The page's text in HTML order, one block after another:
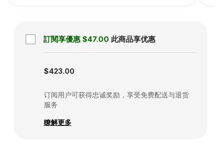
訂閱享優惠 $47.00 此商品享优惠
$423.00
订阅用户可获得忠诚奖励，享受免费配送与退货
服务
瞭解更多